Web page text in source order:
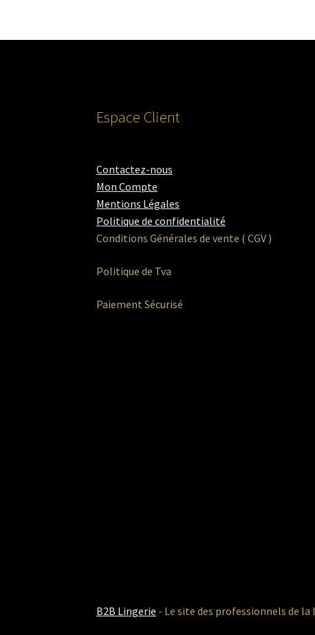
Espace Client
Contactez-nous
Mon Compte
Mentions Légales
Politique de confidentialité
Conditions Générales de vente ( CGV )
Politique de Tva
Paiement Sécurisé
B2B Lingerie - Le site des professionnels de